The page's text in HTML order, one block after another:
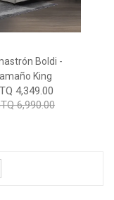
Boldi -
King
4,349.00
6,990.00
page
Page